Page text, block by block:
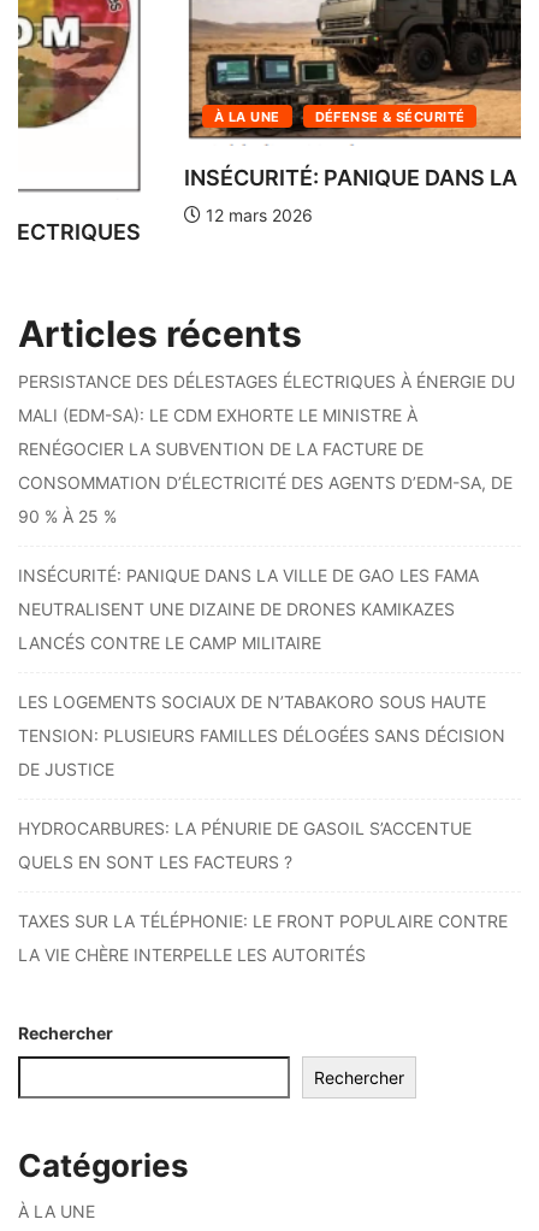
À LA UNE INFOS DU SOIR DE BAMAKO
LES LOGEMENTS SOCIAUX DE N’TABAKORO
12 mars 2026
Articles récents
PERSISTANCE DES DÉLESTAGES ÉLECTRIQUES À ÉNERGIE DU
MALI (EDM-SA): LE CDM EXHORTE LE MINISTRE À
RENÉGOCIER LA SUBVENTION DE LA FACTURE DE
CONSOMMATION D’ÉLECTRICITÉ DES AGENTS D’EDM-SA, DE
90 % À 25 %
INSÉCURITÉ: PANIQUE DANS LA VILLE DE GAO LES FAMA
NEUTRALISENT UNE DIZAINE DE DRONES KAMIKAZES
LANCÉS CONTRE LE CAMP MILITAIRE
LES LOGEMENTS SOCIAUX DE N’TABAKORO SOUS HAUTE
TENSION: PLUSIEURS FAMILLES DÉLOGÉES SANS DÉCISION
DE JUSTICE
HYDROCARBURES: LA PÉNURIE DE GASOIL S’ACCENTUE
QUELS EN SONT LES FACTEURS ?
TAXES SUR LA TÉLÉPHONIE: LE FRONT POPULAIRE CONTRE
LA VIE CHÈRE INTERPELLE LES AUTORITÉS
Rechercher
Rechercher
Catégories
À LA UNE